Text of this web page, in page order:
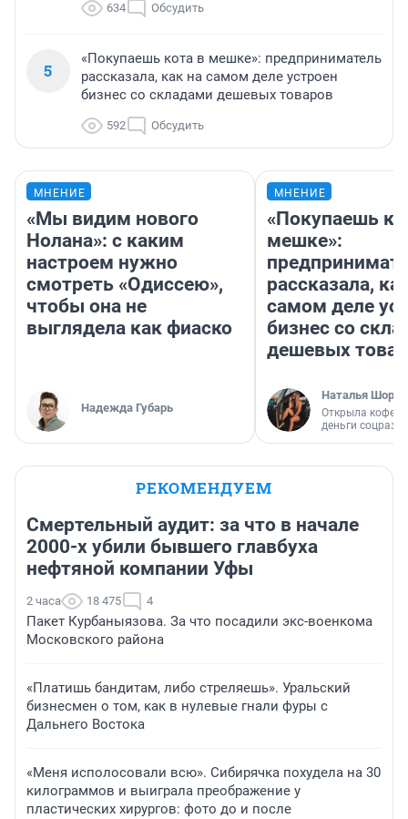
634 Обсудить
5
«Покупаешь кота в мешке»: предприниматель
рассказала, как на самом деле устроен
бизнес со складами дешевых товаров
592 Обсудить
МНЕНИЕ
«Мы видим нового
Нолана»: с каким
настроем нужно
смотреть «Одиссею»,
чтобы она не
выглядела как фиаско
Надежда Губарь
МНЕНИЕ
«Покупаешь
мешке»:
рассказала,
самом деле
бизнес со
дешевых
Наталья
Открыла
деньги
РЕКОМЕНДУЕМ
Смертельный аудит: за что в начале
2000-х убили бывшего главбуха
нефтяной компании Уфы
2 часа 18 475 4
Пакет Курбаныязова. За что посадили экс-военкома
Московского района
«Платишь бандитам, либо стреляешь». Уральский
бизнесмен о том, как в нулевые гнали фуры с
Дальнего Востока
«Меня исполосовали всю». Сибирячка похудела на 30
килограммов и выиграла преображение у
пластических хирургов: фото до и после